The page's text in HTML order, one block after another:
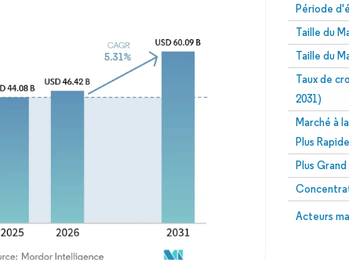
Période
Taille du
Taille du
Taux de
2031)
Marché à
Plus Rapide
Plus
Acteurs
Image ©
Image © Mordor Intelligence. La réutilisation nécessite une